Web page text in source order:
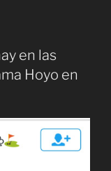
en las
Hoyo en